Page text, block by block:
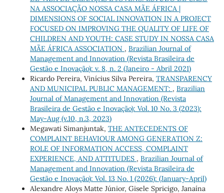
NA ASSOCIAÇÃO NOSSA CASA MÃE ÁFRICA |
DIMENSIONS OF SOCIAL INNOVATION IN A PROJECT
FOCUSED ON IMPROVING THE QUALITY OF LIFE OF
CHILDREN AND YOUTH: CASE STUDY IN NOSSA CASA
MÃE ÁFRICA ASSOCIATION , Brazilian Journal of
Management and Innovation (Revista Brasileira de
Gestão e Inovação): v. 8, n. 2 (Janeiro - Abril 2021)
Ricardo Pereira, Vinícius Silva Pereira, TRANSPARENCY
AND MUNICIPAL PUBLIC MANAGEMENT: , Brazilian
Journal of Management and Innovation (Revista
Brasileira de Gestão e Inovação): Vol. 10 No. 3 (2023):
May-Aug (v.10, n.3, 2023)
Megawati Simanjuntak, THE ANTECEDENTS OF
COMPLAINT BEHAVIOUR AMONG GENERATION Z:
ROLE OF INFORMATION ACCESS, COMPLAINT
EXPERIENCE, AND ATTITUDES , Brazilian Journal of
Management and Innovation (Revista Brasileira de
Gestão e Inovação): Vol. 13 No. 1 (2026): (January-April)
Alexandre Aloys Matte Júnior, Gisele Spricigo, Janaína